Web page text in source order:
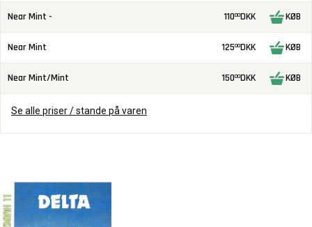
Near Mint - 11000DKK KØB
Near Mint 12500DKK KØB
Near Mint/Mint 15000DKK KØB
Se alle priser / stande på varen